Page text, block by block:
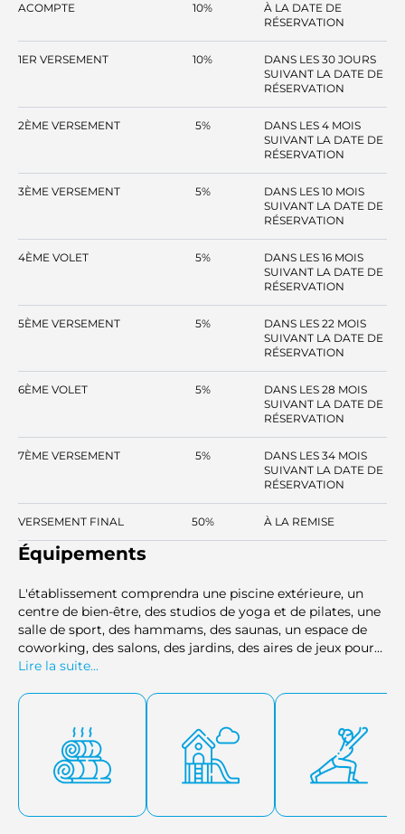
ACOMPTE 10%
À LA DATE DE
RÉSERVATION
1ER VERSEMENT 10%
DANS LES 30 JOURS
SUIVANT LA DATE DE
RÉSERVATION
2ÈME VERSEMENT 5%
DANS LES 4 MOIS
SUIVANT LA DATE DE
RÉSERVATION
3ÈME VERSEMENT 5%
DANS LES 10 MOIS
SUIVANT LA DATE DE
RÉSERVATION
4ÈME VOLET 5%
DANS LES 16 MOIS
SUIVANT LA DATE DE
RÉSERVATION
5ÈME VERSEMENT 5%
DANS LES 22 MOIS
SUIVANT LA DATE DE
RÉSERVATION
6ÈME VOLET 5%
DANS LES 28 MOIS
SUIVANT LA DATE DE
RÉSERVATION
7ÈME VERSEMENT 5%
DANS LES 34 MOIS
SUIVANT LA DATE DE
RÉSERVATION
VERSEMENT FINAL 50% À LA REMISE
Équipements
L'établissement comprendra une piscine extérieure, un
centre de bien-être, des studios de yoga et de pilates, une
salle de sport, des hammams, des saunas, un espace de
coworking, des salons, des jardins, des aires de jeux pour
enfants et des salles de jeux vidéo. Parmi les autres
voiturier, le ménage et un programme d'activités de
paysagers sont aménagés quotidiennement. L'ensemble
des prestations est conçu pour offrir une fonctionnalité
optimale sans redondance.
Lire la suite...